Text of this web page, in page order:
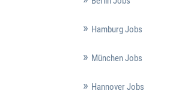
Hamburg Jobs
München Jobs
Hannover Jobs